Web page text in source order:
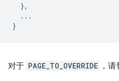
  },
  ...
对于 PAGE_TO_OVERRIDE ，